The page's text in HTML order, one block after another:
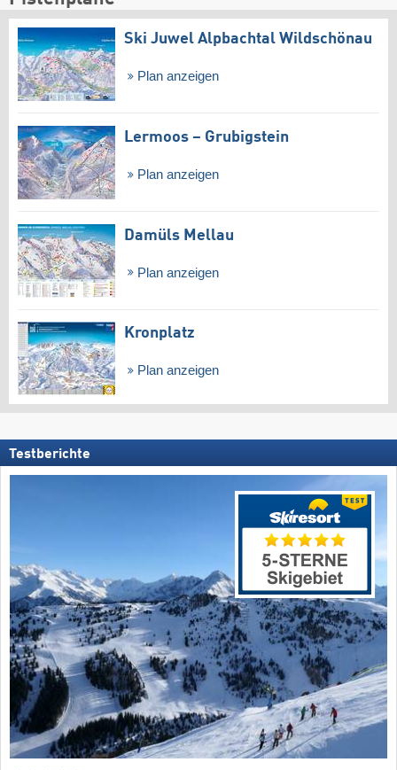
Ski Juwel Alpbachtal Wildschönau
Plan anzeigen
Lermoos – Grubigstein
Plan anzeigen
Damüls Mellau
Plan anzeigen
Kronplatz
Plan anzeigen
Testberichte